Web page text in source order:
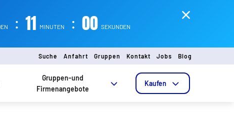
: 10 MINUTEN : 58 SEKUNDEN
Suche Anfahrt Gruppen Kontakt Jobs Blog
Gruppen-und
Firmenangebote
Kaufen